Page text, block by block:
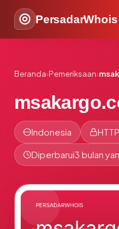
PersadarWhois
Beranda›Pemeriksaan›
Indonesia
Diperbarui3 bulan